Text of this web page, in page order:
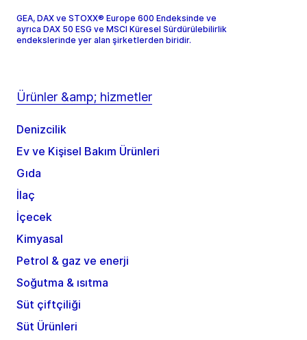
GEA, DAX ve STOXX® Europe 600 Endeksinde ve
ayrıca DAX 50 ESG ve MSCI Küresel Sürdürülebilirlik
endekslerinde yer alan şirketlerden biridir.
Ürünler &amp; hizmetler
Denizcilik
Ev ve Kişisel Bakım Ürünleri
Gıda
İlaç
İçecek
Kimyasal
Petrol & gaz ve enerji
Soğutma & ısıtma
Süt çiftçiliği
Süt Ürünleri